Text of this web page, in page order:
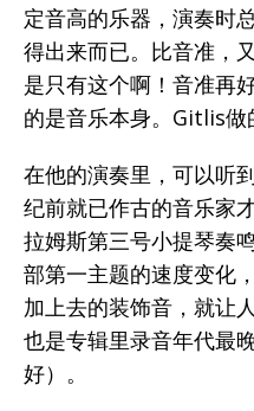
定音高的乐器，演奏时
得出来而已。比音准，
是只有这个啊！音准再
的是音乐本身。Gitlis做
在他的演奏里，可以听
纪前就已作古的音乐家
拉姆斯第三号小提琴奏
部第一主题的速度变化
加上去的装饰音，就让
也是专辑里录音年代最
好）。